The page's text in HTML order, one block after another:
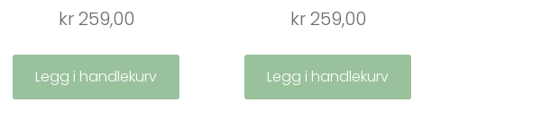
kr259,00
Legg i handlekurv
kr259,00
Legg i handlekurv